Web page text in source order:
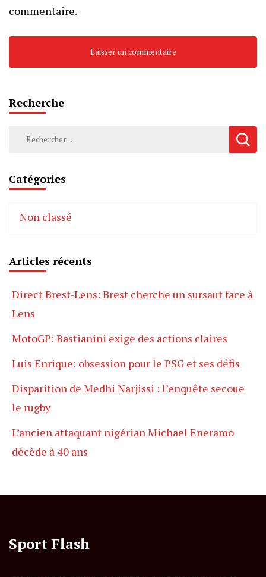
commentaire.
Recherche
Rechercher :
Catégories
Non classé
Articles récents
Direct Brest-Lens: Brest cherche un sursaut face à
Lens
MotoGP: Bastianini exige des actions claires
Luis Enrique: obsession pour le PSG et ses défis
Disparition de Medhi Narjissi : l’enquête secoue
le rugby
L’ancien attaquant nigérian Michael Eneramo
décède à 40 ans
Sport Flash